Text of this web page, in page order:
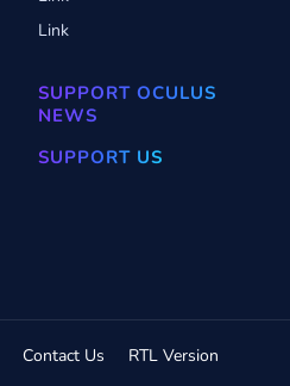
Link
SUPPORT OCULUS
NEWS
SUPPORT US
Contact Us RTL Version